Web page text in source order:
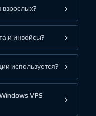
взрослых?
и инвойсы?
используется?
VPS